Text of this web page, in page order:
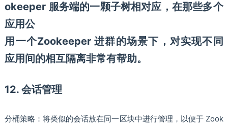
okeeper 服务端的一颗子树相对应，在那些多个
应用公
用一个Zookeeper 进群的场景下，对实现不同
应用间的相互隔离非常有帮助。
12. 会话管理
分桶策略：将类似的会话放在同一区块中进行管理，以便于 Zook